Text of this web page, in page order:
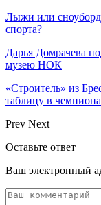
Лыжи или
спорта?
Дарья Домрачева
музею НОК
«Строитель» из
таблицу в
Prev Next
Оставьте ответ
Ваш электронный